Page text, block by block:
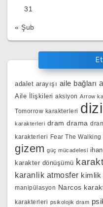
31
« Şub
adalet arayışı aile bağları
Aile İlişkileri aksiyon Arrow
Tomorrow karakterleri
karakterleri dram drama
karakterleri Fear The
gizem güç mücadelesi
karakter dönüşümü
karanlik atmosfer kimlik
manipülasyon Narcos
karakterleri psikolojik dram